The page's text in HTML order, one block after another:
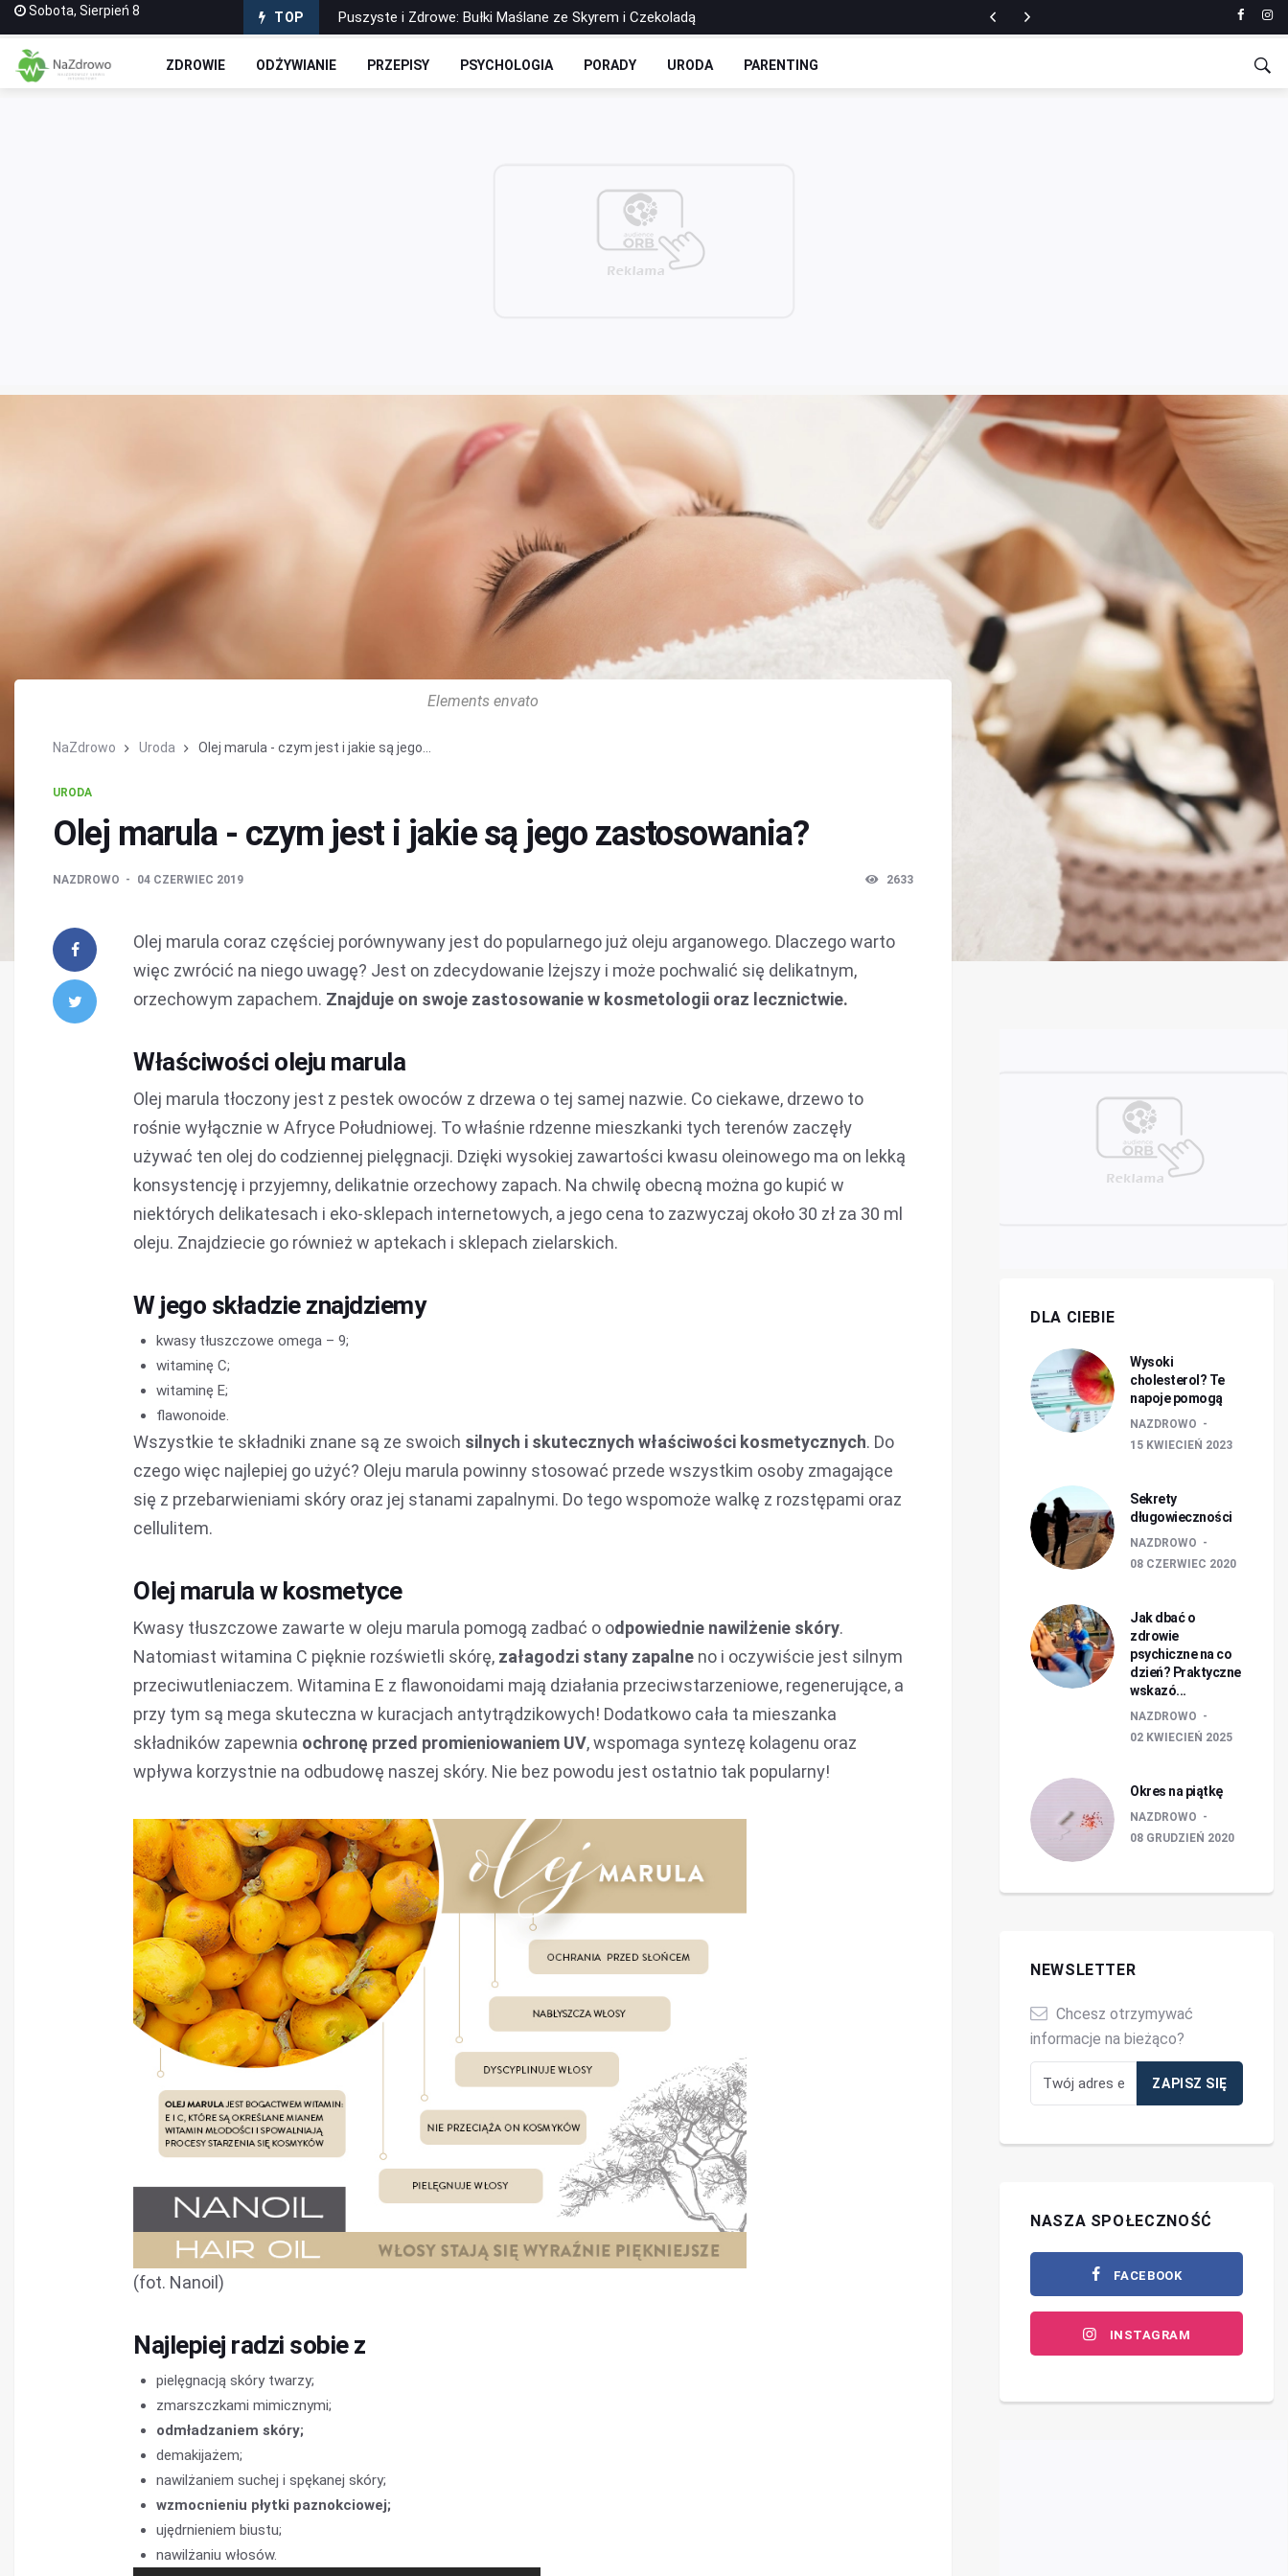
Sobota, Sierpień 8 TOP
Puszyste i Zdrowe: Bułki Maślane ze Skyrem i Czekoladą
ZDROWIE ODŻYWIANIE PRZEPISY PSYCHOLOGIA PORADY URODA PARENTING
Elements envato
NaZdrowo Uroda Olej marula - czym jest i jakie są jego...
URODA
Olej marula - czym jest i jakie są jego zastosowania?
NAZDROWO 04 CZERWIEC 2019 2633
Olej marula coraz częściej porównywany jest do popularnego już oleju arganowego. Dlaczego warto
więc zwrócić na niego uwagę? Jest on zdecydowanie lżejszy i może pochwalić się delikatnym,
orzechowym zapachem. Znajduje on swoje zastosowanie w kosmetologii oraz lecznictwie.
Właściwości oleju marula
Olej marula tłoczony jest z pestek owoców z drzewa o tej samej nazwie. Co ciekawe, drzewo to
rośnie wyłącznie w Afryce Południowej. To właśnie rdzenne mieszkanki tych terenów zaczęły
używać ten olej do codziennej pielęgnacji. Dzięki wysokiej zawartości kwasu oleinowego ma on lekką
konsystencję i przyjemny, delikatnie orzechowy zapach. Na chwilę obecną można go kupić w
niektórych delikatesach i eko-sklepach internetowych, a jego cena to zazwyczaj około 30 zł za 30 ml
oleju. Znajdziecie go również w aptekach i sklepach zielarskich.
W jego składzie znajdziemy
kwasy tłuszczowe omega – 9;
witaminę C;
witaminę E;
flawonoide.
Wszystkie te składniki znane są ze swoich silnych i skutecznych właściwości kosmetycznych. Do
czego więc najlepiej go użyć? Oleju marula powinny stosować przede wszystkim osoby zmagające
się z przebarwieniami skóry oraz jej stanami zapalnymi. Do tego wspomoże walkę z rozstępami oraz
cellulitem.
Olej marula w kosmetyce
Kwasy tłuszczowe zawarte w oleju marula pomogą zadbać o odpowiednie nawilżenie skóry.
Natomiast witamina C pięknie rozświetli skórę, załagodzi stany zapalne no i oczywiście jest silnym
przeciwutleniaczem. Witamina E z flawonoidami mają działania przeciwstarzeniowe, regenerujące, a
przy tym są mega skuteczna w kuracjach antytrądzikowych! Dodatkowo cała ta mieszanka
składników zapewnia ochronę przed promieniowaniem UV, wspomaga syntezę kolagenu oraz
wpływa korzystnie na odbudowę naszej skóry. Nie bez powodu jest ostatnio tak popularny!
(fot. Nanoil)
Najlepiej radzi sobie z
pielęgnacją skóry twarzy;
zmarszczkami mimicznymi;
odmładzaniem skóry;
demakijażem;
nawilżaniem suchej i spękanej skóry;
wzmocnieniu płytki paznokciowej;
ujędrnieniem biustu;
nawilżaniu włosów.
DLA CIEBIE
Wysoki
cholesterol? Te
napoje pomogą
NAZDROWO
15 KWIECIEŃ 2023
Sekrety
długowieczności
NAZDROWO
08 CZERWIEC 2020
Jak dbać o
zdrowie
psychiczne na co
dzień? Praktyczne
wskazó...
NAZDROWO
02 KWIECIEŃ 2025
Okres na piątkę
NAZDROWO
08 GRUDZIEŃ 2020
NEWSLETTER
Chcesz otrzymywać
informacje na bieżąco?
NASZA SPOŁECZNOŚĆ
FACEBOOK
INSTAGRAM